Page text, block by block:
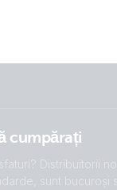
cumpărați
Distribuitorii
sunt bucuroși